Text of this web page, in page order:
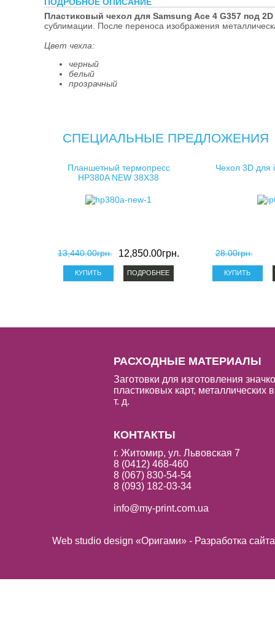
косметички
клатчи для
Пластиковый чехол для Samsung Ace 4 G357 под
сублимации. После переноса изображения
Цвет чехла:
черный
белый
прозрачный
СПЕЦИАЛЬНЫЕ ПРЕДЛОЖЕНИЯ
Планшетный термопресс
HP380A NEW 38X38
13,440.00грн. 12,850.00грн.
ПОДРОБНЕЕ
Чехол 3D для
28.00грн.
РАСХОДНЫЕ МАТЕРИАЛЫ
Заготовки для изготовления
пластиковых карт, металлических
т. д.
КОНТАКТЫ
г. Житомир, ул. Львовская 7
8 (0412) 468-460
8 (067) 830-54-54
8 (093) 182-03-34
info@my-print.com.ua
Web studio design «Оригами» - Разработка